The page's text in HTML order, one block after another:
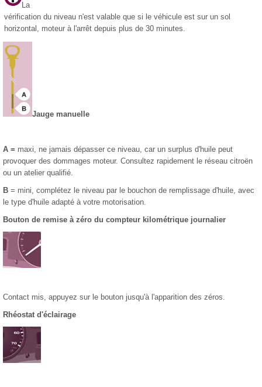
La
vérification du niveau n'est valable que si le véhicule est sur un sol
horizontal, moteur à l'arrêt depuis plus de 30 minutes.
Jauge manuelle
A = maxi, ne jamais dépasser ce niveau, car un surplus d'huile peut
provoquer des dommages moteur. Consultez rapidement le réseau citroën
ou un atelier qualifié.
B = mini, complétez le niveau par le bouchon de remplissage d'huile, avec
le type d'huile adapté à votre motorisation.
Bouton de remise à zéro du compteur kilométrique journalier
Contact mis, appuyez sur le bouton jusqu'à l'apparition des zéros.
Rhéostat d'éclairage